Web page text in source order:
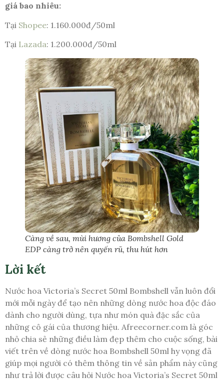
giá bao nhiêu:
Tại Shopee: 1.160.000đ/50ml
Tại Lazada: 1.200.000đ/50ml
Càng về sau, mùi hương của Bombshell Gold
EDP càng trở nên quyến rũ, thu hút hơn
Lời kết
Nước hoa Victoria’s Secret 50ml Bombshell vẫn luôn đổi
mới mỗi ngày để tạo nên những dòng nước hoa độc đáo
dành cho người dùng, tựa như món quà đặc sắc của
những cô gái của thương hiệu. Afreecorner.com là góc
nhỏ chia sẻ những điều làm đẹp thêm cho cuộc sống, bài
viết trên về dòng nước hoa Bombshell 50ml hy vọng đã
giúp mọi người có thêm thông tin về sản phẩm này cũng
như trả lời được câu hỏi Nước hoa Victoria’s Secret 50ml